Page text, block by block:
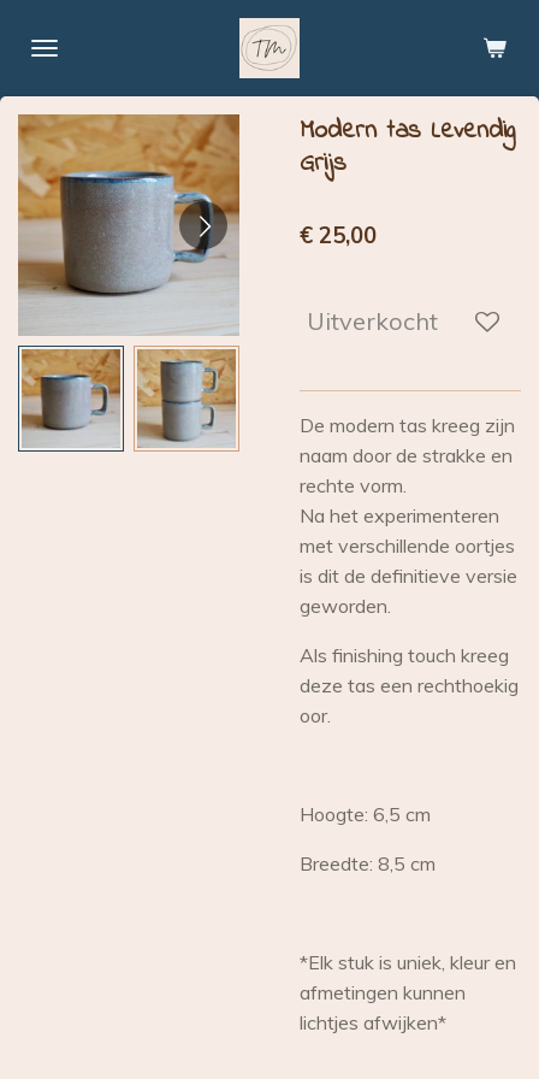
direct
de
hoofdinhoud
Modern tas Levendig
Grijs
€ 25,00
Uitverkocht
De modern tas kreeg zijn
naam door de strakke en
rechte vorm.
Na het experimenteren
met verschillende oortjes
is dit de definitieve versie
geworden.
Als finishing touch kreeg
deze tas een rechthoekig
oor.
Hoogte: 6,5 cm
Breedte: 8,5 cm
*Elk stuk is uniek, kleur en
afmetingen kunnen
lichtjes afwijken*